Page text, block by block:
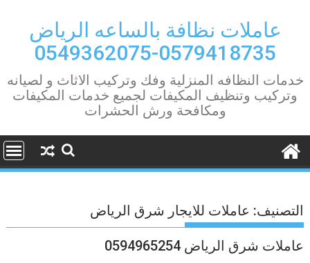
contentعاملات نظافة بالساعه الرياض
0579418735-0549362075
خدمات النظافه المنزلية وفك وتركيب الاثاث و لصيانه
وتركيب وتنظيف المكيفات لجميع خدمات المكيفات
ومكافحة ورش الحشرات
التصنيف: عاملات للايجار شرق الرياض
عاملات شرق الرياض 0594965254